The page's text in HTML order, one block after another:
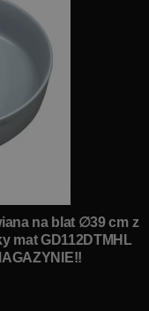
na blat ∅39 cm z
mat GD112DTMHL